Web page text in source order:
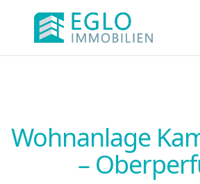
Wohnanlage
–